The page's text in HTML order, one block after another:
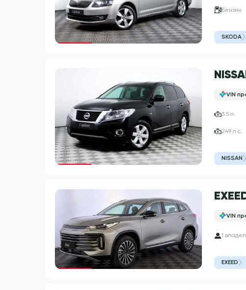
Гарантия 3 года
Бензин
SKODA
Гарантия 3 года
VIN
3.5 л.
249 л.с.
NISSAN
Гарантия 3 года
VIN
1
EXEED